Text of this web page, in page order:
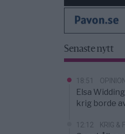
Senaste nytt
18:51 OPINION
Elsa
krig borde
12:12 KRIG &